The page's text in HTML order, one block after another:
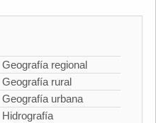
Geografía regional
Geografía rural
Geografía urbana
Hidrografía